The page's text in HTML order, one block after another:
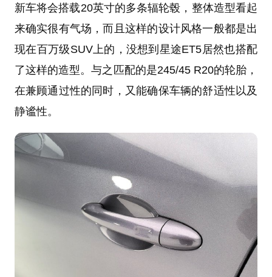
新车将会搭载20英寸的多条辐轮毂，整体造型看起
来确实很有气场，而且这样的设计风格一般都是出
现在百万级SUV上的，没想到星途ET5居然也搭配
了这样的造型。与之匹配的是245/45 R20的轮胎，
在兼顾通过性的同时，又能确保车辆的舒适性以及
静谧性。